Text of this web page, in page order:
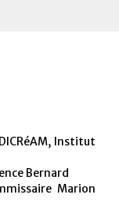
Institut
Bernard
Marion